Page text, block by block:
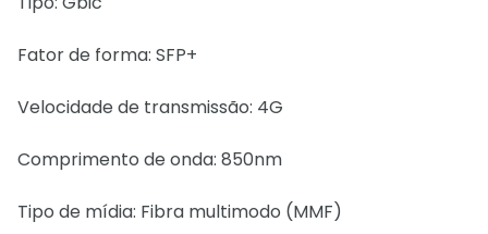
Fator de forma: SFP+
Velocidade de transmissão: 4G
Comprimento de onda: 850nm
Tipo de mídia: Fibra multimodo (MMF)